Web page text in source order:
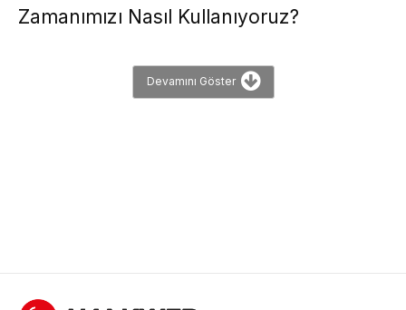
Zamanımızı Nasıl Kullanıyoruz?
Devamını Göster